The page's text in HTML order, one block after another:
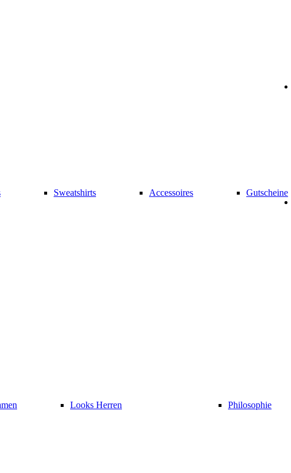
Sweatshirts Accessoires Gutscheine
Looks Herren Philosophie